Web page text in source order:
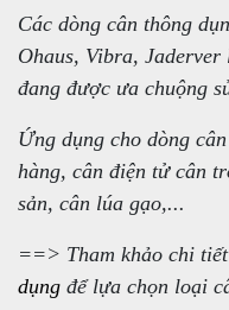
Các dòng cân thông
Ohaus, Vibra,
đang được ưa chuộng
Ứng dụng cho dòng
hàng, cân điện tử cân
sản, cân lúa gạo,...
==> Tham khảo chi
dụng để lựa chọn loại